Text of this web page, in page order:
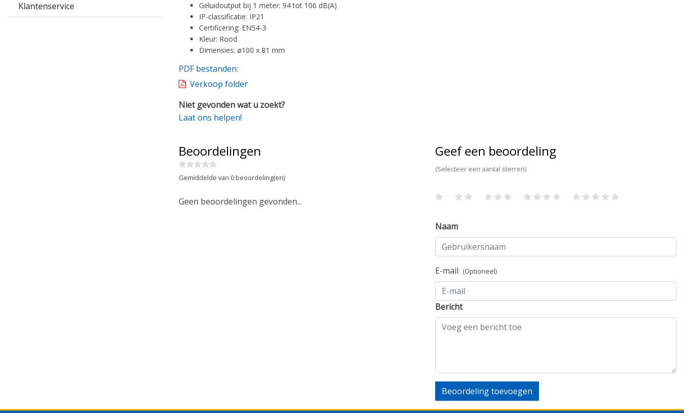
Klantenservice
Geluidoutput bij 1 meter: 94 tot 106 dB(A)
IP-classificatie: IP21
Certificering: EN54-3
Kleur: Rood
Dimensies: ø100 x 81 mm
PDF bestanden:
Verkoop folder
Niet gevonden wat u zoekt?
Laat ons helpen!
Beoordelingen
Gemiddelde van 0 beoordeling(en)
Geen beoordelingen gevonden...
Geef een beoordeling
(Selecteer een aantal sterren)
Naam
E-mail (Optioneel)
Bericht
Beoordeling toevoegen